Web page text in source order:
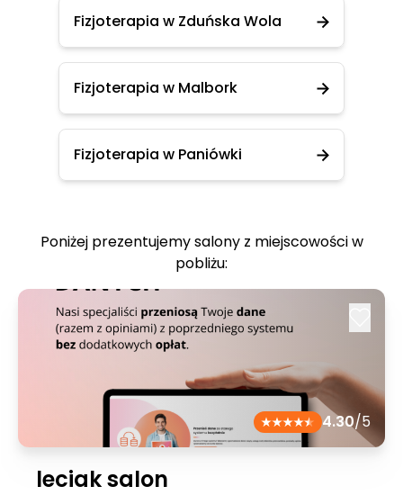
Fizjoterapia w Zduńska Wola
Fizjoterapia w Malbork
Fizjoterapia w Paniówki
Poniżej prezentujemy salony z miejscowości w
pobliżu:
4.30/5
leciak salon